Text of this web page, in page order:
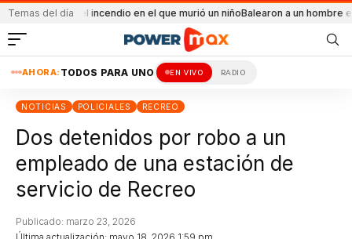
Temas del día
el incendio en el que murió un niñoBalearon a un hombre en un
AHORA: TODOS PARA UNO EN VIVO RADIO
NOTICIAS POLICIALES RECREO
Dos detenidos por robo a un
empleado de una estación de
servicio de Recreo
Publicado: marzo 23, 2026